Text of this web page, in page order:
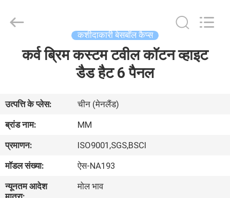
हमारे
बारे
कारखाना
Manufacturing
Reserved.
कशीदाकारी बेसबॉल कैप्स
कर्व ब्रिम कस्टम टवील कॉटन व्हाइट
डैड हैट 6 पैनल
उत्पत्ति के प्लेस:
चीन (मेनलैंड)
ब्रांड नाम:
MM
प्रमाणन:
ISO9001,SGS,BSCI
मॉडल संख्या:
ऐस-NA193
न्यूनतम आदेश
मोल भाव